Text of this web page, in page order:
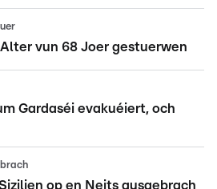
vun 68 Joer gestuerwen
Gardaséi evakuéiert, och
op en Neits ausgebrach